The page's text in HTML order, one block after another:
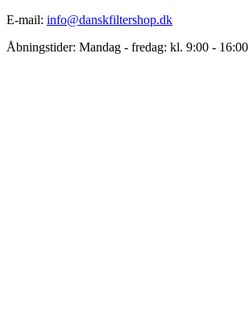
E-mail: info@danskfiltershop.dk
Åbningstider: Mandag - fredag: kl. 9:00 - 16:00